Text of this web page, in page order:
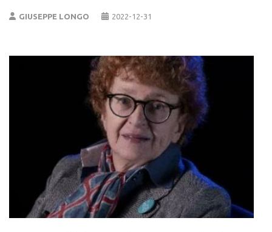
GIUSEPPE LONGO 2022-12-31